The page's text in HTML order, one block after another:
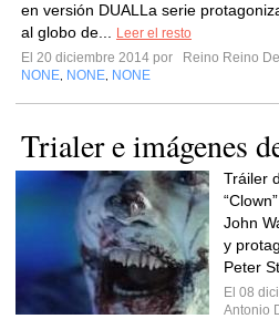
en versión DUALLa serie
al globo de...
Leer el resto
El 20 diciembre 2014 por
Reino Reino
NONE NONE NONE
Trialer e imágenes
Tráiler
John
y
Peter
El 08
Antonio